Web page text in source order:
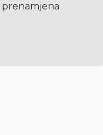
prenamjena